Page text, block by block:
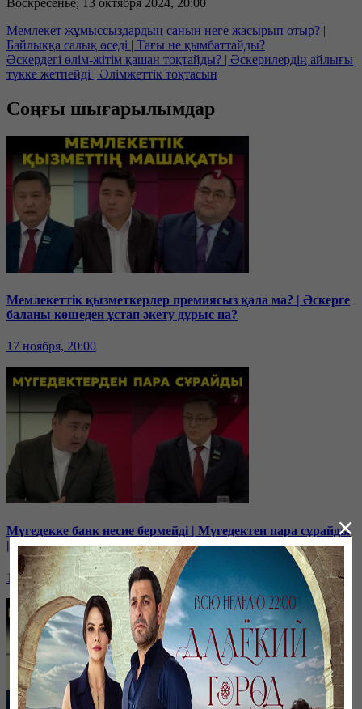
Мемлекет жұмыссыздардың санын неге жасырып отыр? |
Байлыққа салық өседі | Тағы не қымбаттайды?
Әскердегі өлім-жітім қашан тоқтайды? | Әскерилердің айлығы
түкке жетпейді | Әлімжеттік тоқтасын
Соңғы шығарылымдар
Мемлекеттік қызметкерлер премиясыз қала ма? | Әскерге
баланы көшеден ұстап әкету дұрыс па?
17 ноября, 20:00
Мүгедекке банк несие бермейді | Мүгедектен пара сұрайды
| Мүгедекке сапасыз арба береді | Онкология!
10 ноября, 20:00
×